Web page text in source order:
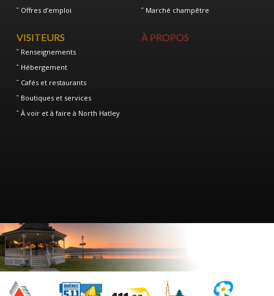
Offres d’emploi
Marché champêtre
VISITEURS
Renseignements
Hébergement
Cafés et restaurants
Boutiques et services
À voir et à faire à North Hatley
À PROPOS